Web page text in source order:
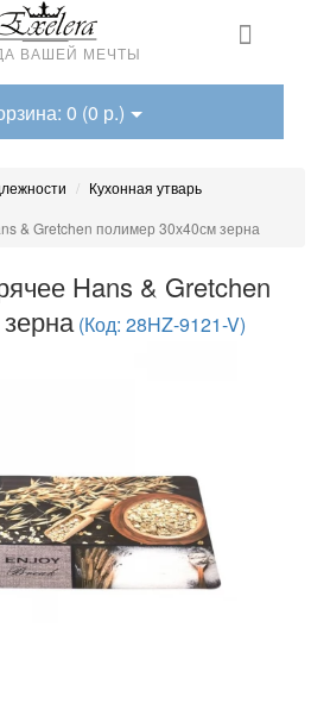
ВАШЕЙ МЕЧТЫ
0 (0 р.)
Кухонная утварь
& Gretchen полимер 30х40см зерна
Hans & Gretchen
(Код: 28HZ-9121-V)